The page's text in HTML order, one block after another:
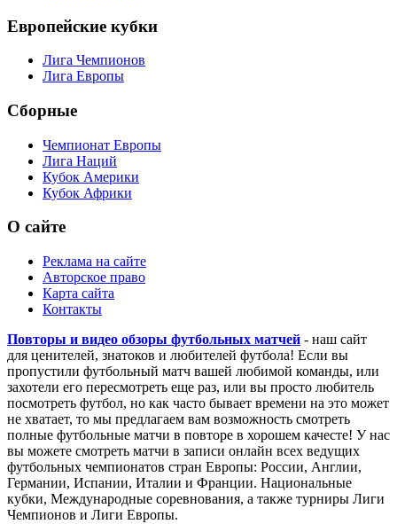
Европейские кубки
Лига Чемпионов
Лига Европы
Сборные
Чемпионат Европы
Лига Наций
Кубок Америки
Кубок Африки
О сайте
Реклама на сайте
Авторское право
Карта сайта
Контакты
Повторы и видео обзоры футбольных матчей - наш сайт
для ценителей, знатоков и любителей футбола! Если вы
пропустили футбольный матч вашей любимой команды, или
захотели его пересмотреть еще раз, или вы просто любитель
посмотреть футбол, но как часто бывает времени на это может
не хватает, то мы предлагаем вам возможность смотреть
полные футбольные матчи в повторе в хорошем качесте! У нас
вы можете смотреть матчи в записи онлайн всех ведущих
футбольных чемпионатов стран Европы: России, Англии,
Германии, Испании, Италии и Франции. Национальные
кубки, Международные соревнования, а также турниры Лиги
Чемпионов и Лиги Европы.